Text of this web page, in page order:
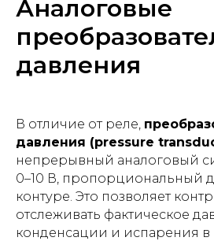
Аналоговые
давления
В отличие от реле,
давления (pressure
непрерывный аналоговый
0–10 В, пропорциональный
контуре. Это позволяет
отслеживать фактическое
конденсации и испарения в